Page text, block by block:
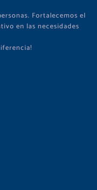
Fortalecemos el
en las necesidades